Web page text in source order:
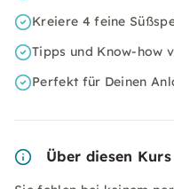
Kreiere 4 feine
Tipps und Know-how
Perfekt für Deinen
Über diesen Kurs